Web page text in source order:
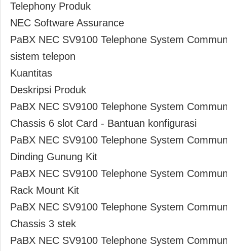
Telephony Produk
NEC Software Assurance
PaBX NEC SV9100 Telephone System
sistem telepon
Kuantitas
Deskripsi Produk
PaBX NEC SV9100 Telephone System
Chassis 6 slot Card - Bantuan konfigurasi
PaBX NEC SV9100 Telephone System
Dinding Gunung Kit
PaBX NEC SV9100 Telephone System
Rack Mount Kit
PaBX NEC SV9100 Telephone System
Chassis 3 stek
PaBX NEC SV9100 Telephone System